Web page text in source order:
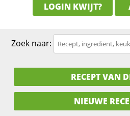
LOGIN KWIJT?
Zoek naar:
RECEPT VAN
NIEUWE